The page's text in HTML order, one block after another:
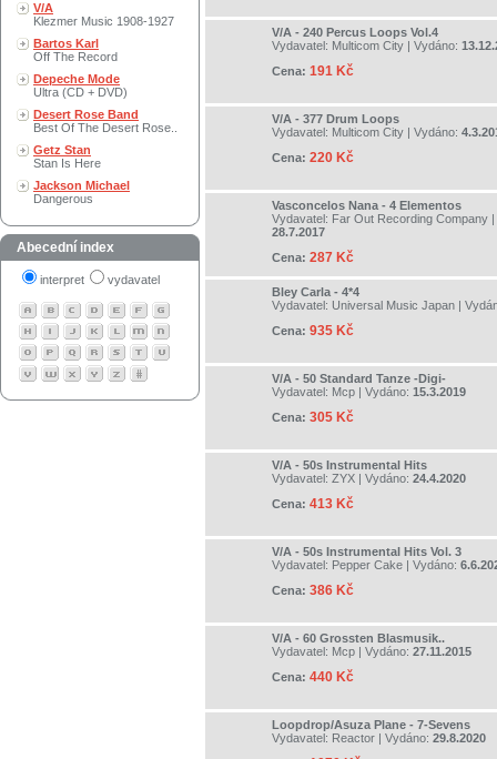
V/A
Klezmer Music 1908-1927
Bartos Karl
Off The Record
Depeche Mode
Ultra (CD + DVD)
Desert Rose Band
Best Of The Desert Rose..
Getz Stan
Stan Is Here
Jackson Michael
Dangerous
Abecední index
interpret vydavatel
V/A - 240 Percus Loops Vol.4
Vydavatel: Multicom City | Vydáno:
Cena: 191 Kč
V/A - 377 Drum Loops
Vydavatel: Multicom City | Vydáno:
Cena: 220 Kč
Vasconcelos Nana - 4 Elementos
Vydavatel: Far Out Recording Company
28.7.2017
Cena: 287 Kč
Bley Carla - 4*4
Vydavatel: Universal Music Japan |
Cena: 935 Kč
V/A - 50 Standard Tanze -Digi-
Vydavatel: Mcp | Vydáno: 15.3.2019
Cena: 305 Kč
V/A - 50s Instrumental Hits
Vydavatel: ZYX | Vydáno: 24.4.2020
Cena: 413 Kč
V/A - 50s Instrumental Hits Vol. 3
Vydavatel: Pepper Cake | Vydáno:
Cena: 386 Kč
V/A - 60 Grossten Blasmusik..
Vydavatel: Mcp | Vydáno: 27.11.2015
Cena: 440 Kč
Loopdrop/Asuza Plane - 7-Sevens
Vydavatel: Reactor | Vydáno: 29.8.2020